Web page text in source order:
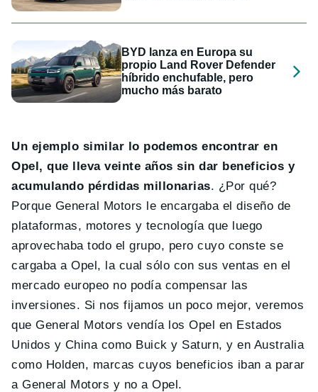
BYD lanza en Europa su
propio Land Rover Defender
híbrido enchufable, pero
mucho más barato
Un ejemplo similar lo podemos encontrar en
Opel, que lleva veinte años sin dar beneficios y
acumulando pérdidas millonarias. ¿Por qué?
Porque General Motors le encargaba el diseño de
plataformas, motores y tecnología que luego
aprovechaba todo el grupo, pero cuyo conste se
cargaba a Opel, la cual sólo con sus ventas en el
mercado europeo no podía compensar las
inversiones. Si nos fijamos un poco mejor, veremos
que General Motors vendía los Opel en Estados
Unidos y China como Buick y Saturn, y en Australia
como Holden, marcas cuyos beneficios iban a parar
a General Motors y no a Opel.